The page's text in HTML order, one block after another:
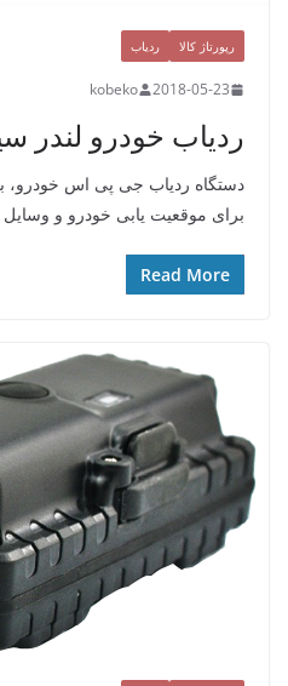
رپورتاژ کالا ردیاب
2018-05-23
kobeko
ردیاب خودرو لندر
دستگاه ردیاب جی پی اس خودرو،
برای موقعیت یابی خودرو و وسایل
Read More